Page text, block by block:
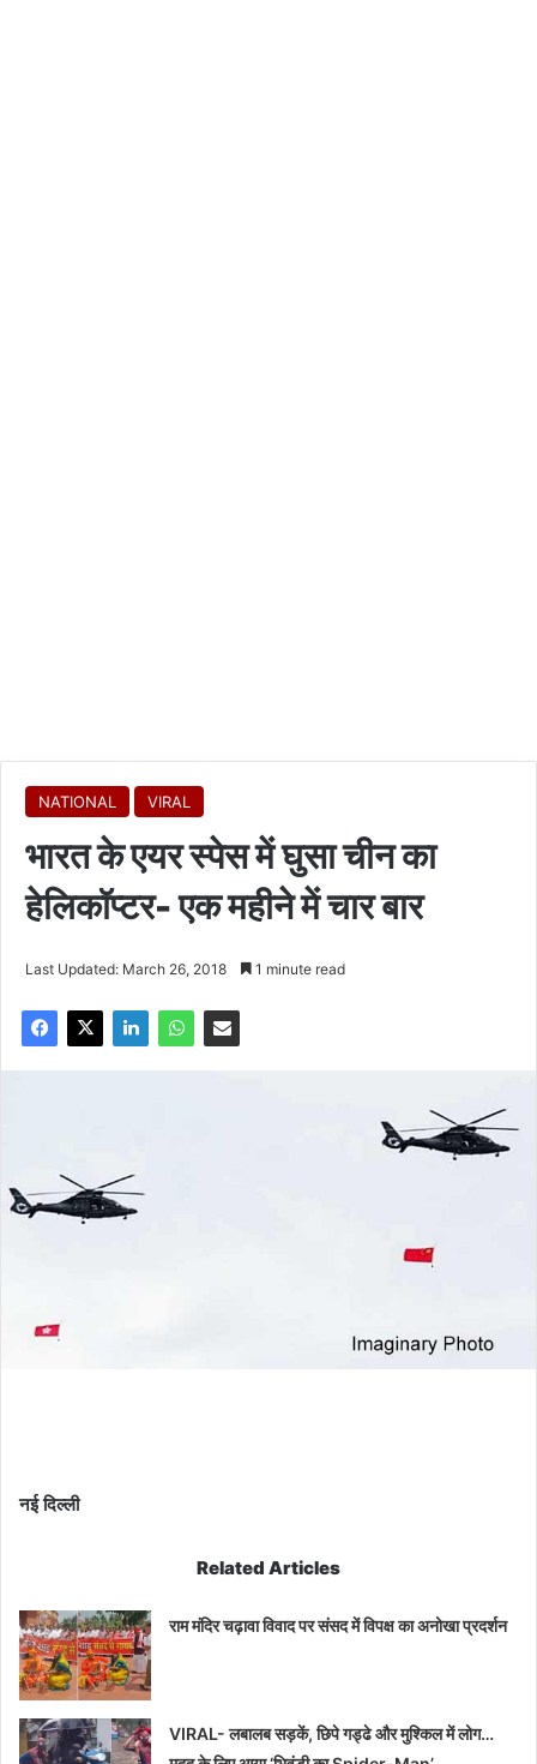
NATIONAL VIRAL
भारत के एयर स्पेस में घुसा चीन का
हेलिकॉप्टर- एक महीने में चार बार
Last Updated: March 26, 2018 1 minute read
नई दिल्ली
Related Articles
राम मंदिर चढ़ावा विवाद पर संसद में विपक्ष का अनोखा प्रदर्शन
VIRAL- लबालब सड़कें, छिपे गड्ढे और मुश्किल में लोग…